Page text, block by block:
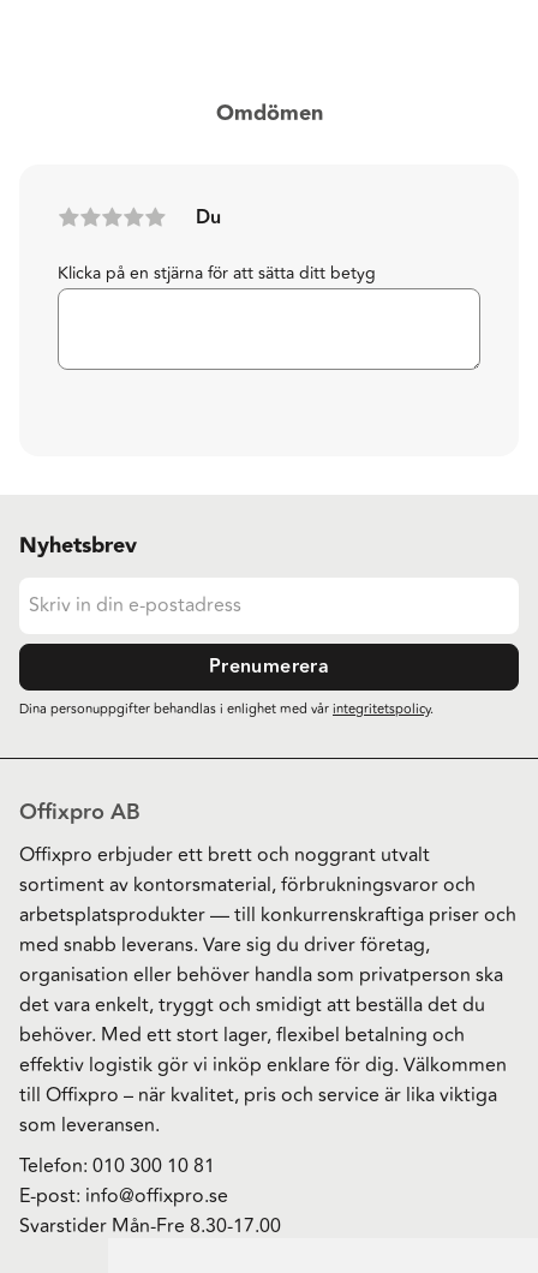
Omdömen
Du
Klicka på en stjärna för att sätta ditt betyg
Nyhetsbrev
Prenumerera
Dina personuppgifter behandlas i enlighet med vårintegritetspolicy.
Offixpro AB
Offixpro erbjuder ett brett och noggrant utvalt
sortiment av kontorsmaterial, förbrukningsvaror och
arbetsplatsprodukter — till konkurrenskraftiga priser och
med snabb leverans. Vare sig du driver företag,
organisation eller behöver handla som privatperson ska
det vara enkelt, tryggt och smidigt att beställa det du
behöver. Med ett stort lager, flexibel betalning och
effektiv logistik gör vi inköp enklare för dig. Välkommen
till Offixpro – när kvalitet, pris och service är lika viktiga
som leveransen.
Telefon: 010 300 10 81
E-post: info@offixpro.se
Svarstider Mån-Fre 8.30-17.00